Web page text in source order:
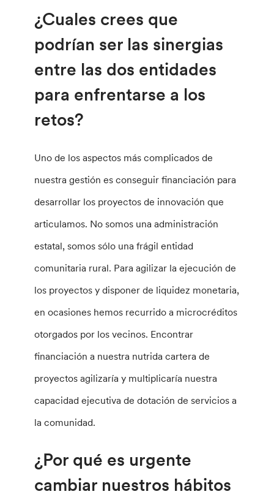
¿Cuales crees que
podrían ser las sinergias
entre las dos entidades
para enfrentarse a los
retos?
Uno de los aspectos más complicados de
nuestra gestión es conseguir financiación para
desarrollar los proyectos de innovación que
articulamos. No somos una administración
estatal, somos sólo una frágil entidad
comunitaria rural. Para agilizar la ejecución de
los proyectos y disponer de liquidez monetaria,
en ocasiones hemos recurrido a microcréditos
otorgados por los vecinos. Encontrar
financiación a nuestra nutrida cartera de
proyectos agilizaría y multiplicaría nuestra
capacidad ejecutiva de dotación de servicios a
la comunidad.
¿Por qué es urgente
cambiar nuestros hábitos